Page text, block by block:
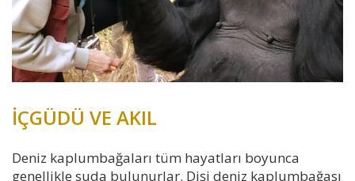
İÇGÜDÜ VE AKIL
Deniz kaplumbağaları tüm hayatları boyunca
genellikle suda bulunurlar. Dişi deniz kaplumbağası